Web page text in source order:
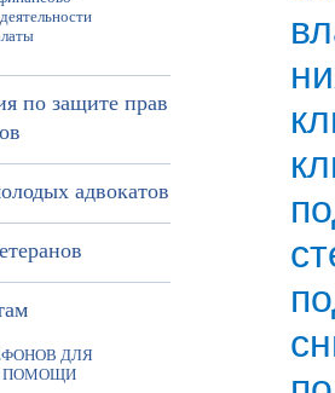
по защите прав
адвокатов
ДЛЯ
ПОМОЩИ